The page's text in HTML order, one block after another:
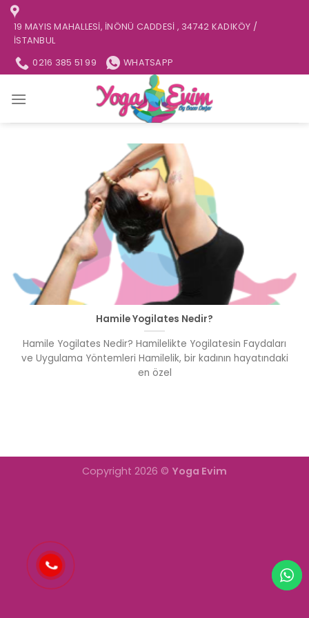
İçeriğe
atla19 MAYIS MAHALLESI, İNÖNÜ CADDESI , 34742 KADIKÖY /
İSTANBUL
0216 385 51 99
WHATSAPP
Hamile Yogilates Nedir?
Hamile Yogilates Nedir? Hamilelikte Yogilatesin Faydaları
ve Uygulama Yöntemleri Hamilelik, bir kadının hayatındaki
en özel
Copyright 2026 © Yoga Evim